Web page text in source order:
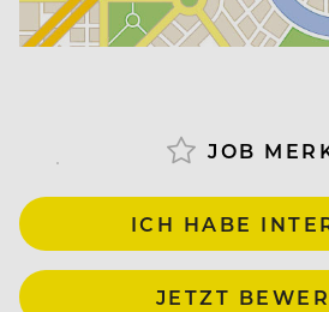
JOB
ICH HABE
JETZT